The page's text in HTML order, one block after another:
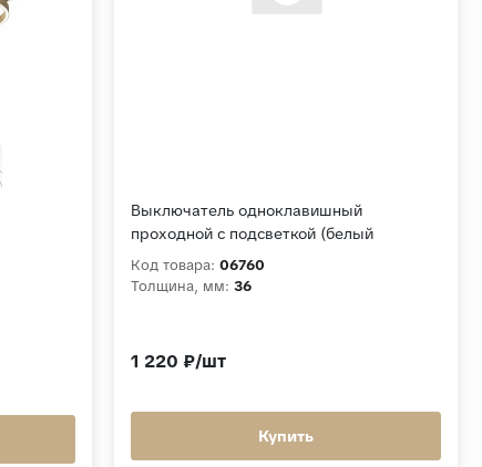
Выключатель одноклавишный
проходной с подсветкой (белый
матовый) W1112161
Код товара: 06760
Толщина, мм: 36
1 220 ₽/шт
Купить